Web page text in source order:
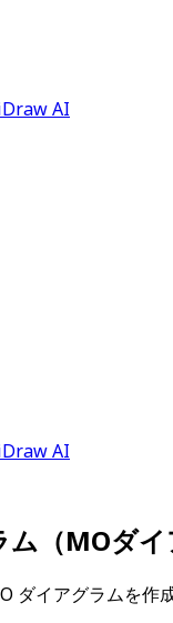
AI
AI
（MOダ
ダイアグラムを作